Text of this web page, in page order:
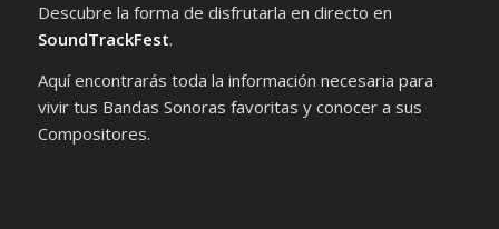
Descubre la forma de disfrutarla en directo en
SoundTrackFest.
Aquí encontrarás toda la información necesaria para
vivir tus Bandas Sonoras favoritas y conocer a sus
Compositores.